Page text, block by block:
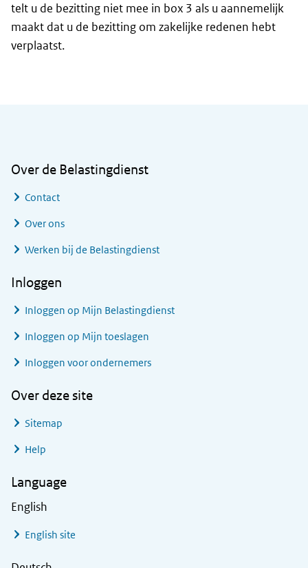
telt u de bezitting niet mee in box 3 als u aannemelijk
maakt dat u de bezitting om zakelijke redenen hebt
verplaatst.
Over de Belastingdienst
Contact
Over ons
Werken bij de Belastingdienst
Inloggen
Inloggen op Mijn Belastingdienst
Inloggen op Mijn toeslagen
Inloggen voor ondernemers
Over deze site
Sitemap
Help
Language
English
English site